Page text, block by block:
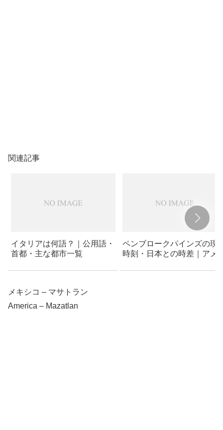
関連記事
イタリアは何語？｜公用語・
首都・主な都市一覧
ペンブロークパインズの現
時刻・日本との時差｜アメ
メキシコ – マサトラン
America – Mazatlan